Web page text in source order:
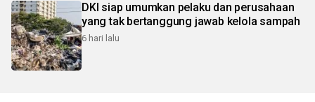
DKI siap umumkan pelaku dan perusahaan
yang tak bertanggung jawab kelola sampah
6 hari lalu